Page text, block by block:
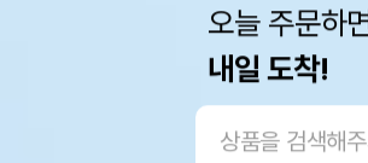
오늘 주문하
내일 도착!